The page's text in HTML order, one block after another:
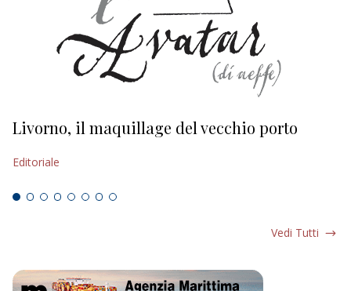
Livorno, il maquillage del vecchio porto
Editoriale
Vedi Tutti